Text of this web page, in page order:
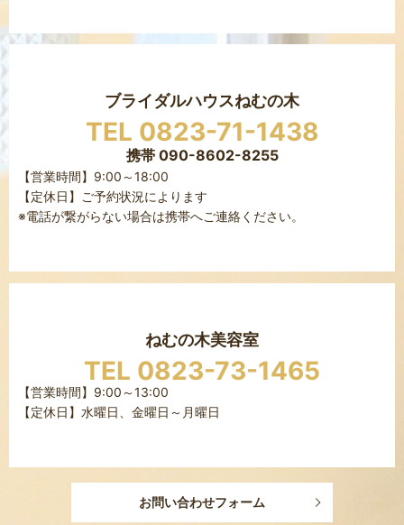
ブライダルハウスねむの木
TEL 0823-71-1438
携帯 090-8602-8255
【営業時間】9:00～18:00
【定休日】ご予約状況によります
※電話が繋がらない場合は携帯へご連絡ください。
ねむの木美容室
TEL 0823-73-1465
【営業時間】9:00～13:00
【定休日】水曜日、金曜日～月曜日
お問い合わせフォーム